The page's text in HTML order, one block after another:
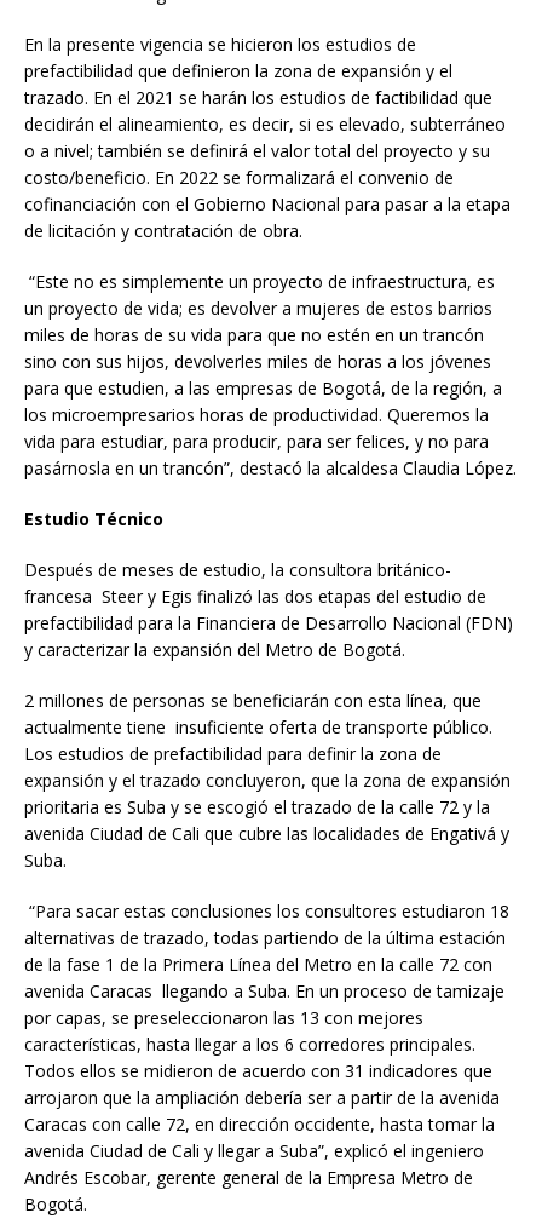
En la presente vigencia se hicieron los estudios de
prefactibilidad que definieron la zona de expansión y el
trazado. En el 2021 se harán los estudios de factibilidad que
decidirán el alineamiento, es decir, si es elevado, subterráneo
o a nivel; también se definirá el valor total del proyecto y su
costo/beneficio. En 2022 se formalizará el convenio de
cofinanciación con el Gobierno Nacional para pasar a la etapa
de licitación y contratación de obra.
“Este no es simplemente un proyecto de infraestructura, es
un proyecto de vida; es devolver a mujeres de estos barrios
miles de horas de su vida para que no estén en un trancón
sino con sus hijos, devolverles miles de horas a los jóvenes
para que estudien, a las empresas de Bogotá, de la región, a
los microempresarios horas de productividad. Queremos la
vida para estudiar, para producir, para ser felices, y no para
pasárnosla en un trancón”, destacó la alcaldesa Claudia López.
Estudio Técnico
Después de meses de estudio, la consultora británico-
francesa Steer y Egis finalizó las dos etapas del estudio de
prefactibilidad para la Financiera de Desarrollo Nacional (FDN)
y caracterizar la expansión del Metro de Bogotá.
2 millones de personas se beneficiarán con esta línea, que
actualmente tiene insuficiente oferta de transporte público.
Los estudios de prefactibilidad para definir la zona de
expansión y el trazado concluyeron, que la zona de expansión
prioritaria es Suba y se escogió el trazado de la calle 72 y la
avenida Ciudad de Cali que cubre las localidades de Engativá y
Suba.
“Para sacar estas conclusiones los consultores estudiaron 18
alternativas de trazado, todas partiendo de la última estación
de la fase 1 de la Primera Línea del Metro en la calle 72 con
avenida Caracas llegando a Suba. En un proceso de tamizaje
por capas, se preseleccionaron las 13 con mejores
características, hasta llegar a los 6 corredores principales.
Todos ellos se midieron de acuerdo con 31 indicadores que
arrojaron que la ampliación debería ser a partir de la avenida
Caracas con calle 72, en dirección occidente, hasta tomar la
avenida Ciudad de Cali y llegar a Suba”, explicó el ingeniero
Andrés Escobar, gerente general de la Empresa Metro de
Bogotá.